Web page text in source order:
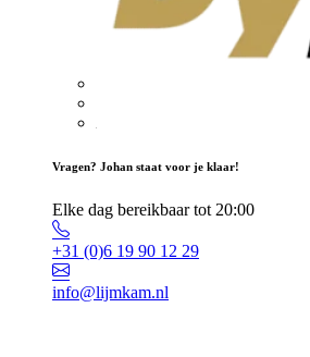
Vragen? Johan staat voor je klaar!
Elke dag bereikbaar tot 20:00
+31 (0)6 19 90 12 29
info@lijmkam.nl